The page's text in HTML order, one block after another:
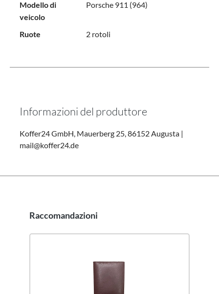
Modello di
veicolo
Porsche 911 (964)
Ruote 2 rotoli
Informazioni del produttore
Koffer24 GmbH, Mauerberg 25, 86152 Augusta |
mail@koffer24.de
Salta la galleria dei prodotti
Raccomandazioni